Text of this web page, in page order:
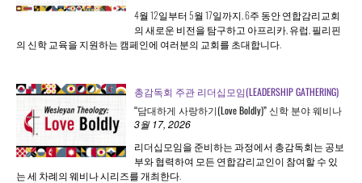
4월 12일부터 5월 17일까지, 6주 동안 연합감리교회
의 새로운 비전을 탐구하고 아프리카, 유럽, 필리핀
의 신학 교육을 지원하는 캠페인에 여러분의 교회를 초대합니다.
총감독회 주관 리더십모임(LEADERSHIP GATHERING)
“담대하게 사랑하기(Love Boldly)” 신학 분야 웨비나
3월 17, 2026
리더십모임을 준비하는 과정에서 총감독회는 공보
부와 협력하여 모든 연합감리교인이 참여할 수 있
는 세 차례의 웨비나 시리즈를 개최한다.